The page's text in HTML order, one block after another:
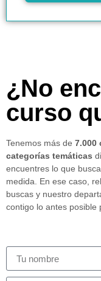
¿No
curso
Tenemos más de 7.000
categorías temáticas
encuentres lo que
medida. En ese caso,
buscas y nuestro
contigo lo antes posible